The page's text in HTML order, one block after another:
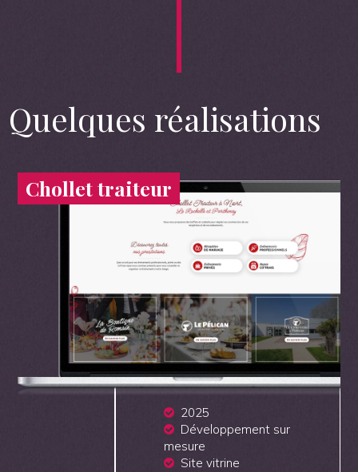
Quelques réalisations
Chollet traiteur
2025
Développement sur
mesure
Site vitrine